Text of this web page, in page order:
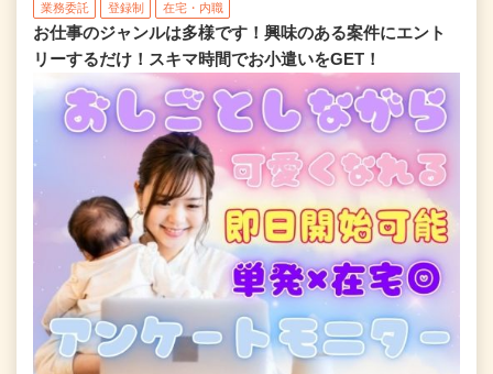
業務委託 登録制 在宅・内職
お仕事のジャンルは多様です！興味のある案件にエント
リーするだけ！スキマ時間でお小遣いをGET！